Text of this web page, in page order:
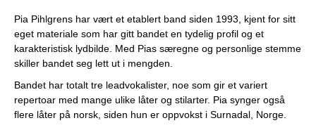
Pia Pihlgrens har vært et etablert band siden 1993, kjent for sitt
eget materiale som har gitt bandet en tydelig profil og et
karakteristisk lydbilde. Med Pias særegne og personlige stemme
skiller bandet seg lett ut i mengden.
Bandet har totalt tre leadvokalister, noe som gir et variert
repertoar med mange ulike låter og stilarter. Pia synger også
flere låter på norsk, siden hun er oppvokst i Surnadal, Norge.